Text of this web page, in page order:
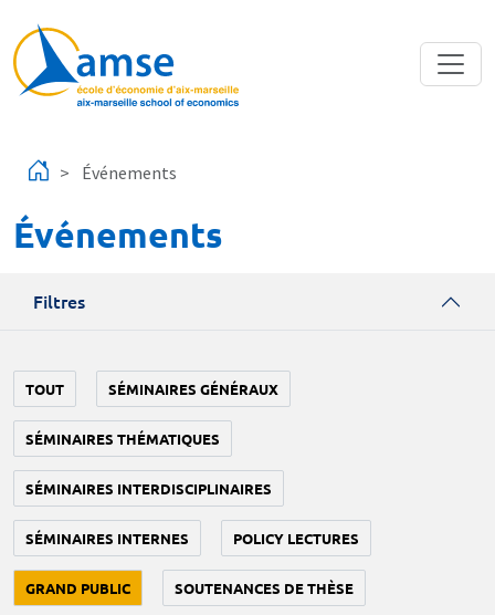
Événements
Événements
Filtres
TOUT SÉMINAIRES GÉNÉRAUX
SÉMINAIRES THÉMATIQUES
SÉMINAIRES INTERDISCIPLINAIRES
SÉMINAIRES INTERNES POLICY LECTURES
GRAND PUBLIC SOUTENANCES DE THÈSE